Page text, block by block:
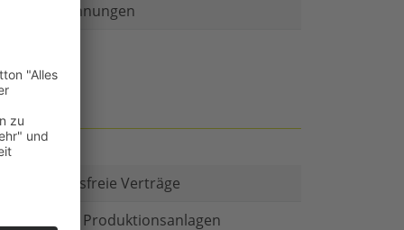
Rechnungen
es Kautionsfreie Verträge
in Produktionsanlagen